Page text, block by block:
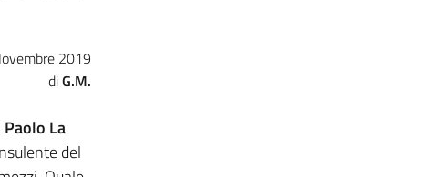
2019
G.M.
Paolo La
del